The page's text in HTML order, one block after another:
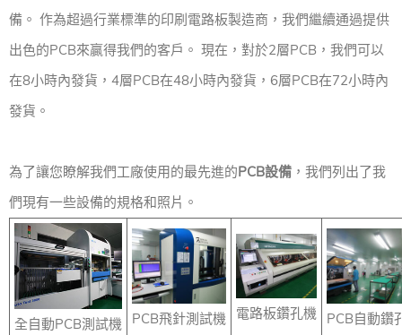
備。 作為超過行業標準的印刷電路板製造商，我們繼續通過提供
出色的PCB來贏得我們的客戶。 現在，對於2層PCB，我們可以
在8小時內發貨，4層PCB在48小時內發貨，6層PCB在72小時內
發貨。
為了讓您瞭解我們工廠使用的最先進的PCB設備 ，我們列出了我
們現有一些設備的規格和照片。
全自動PCB測試機 PCB飛針測試機 電路板鑽孔機 PCB自動鑽